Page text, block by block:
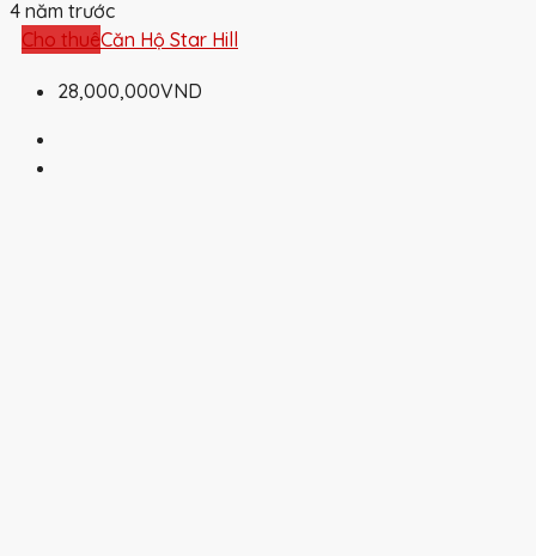
4 năm trước
Cho thuêCăn Hộ Star Hill
28,000,000VND